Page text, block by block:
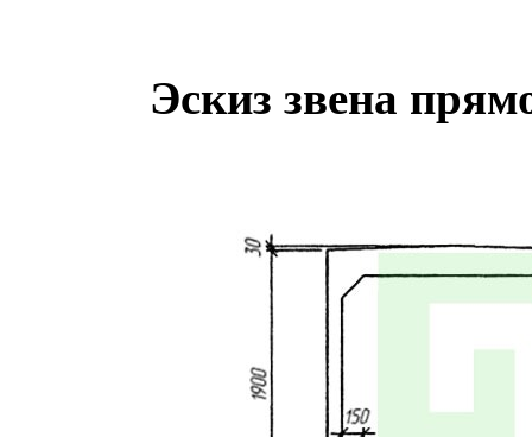
Эскиз звена